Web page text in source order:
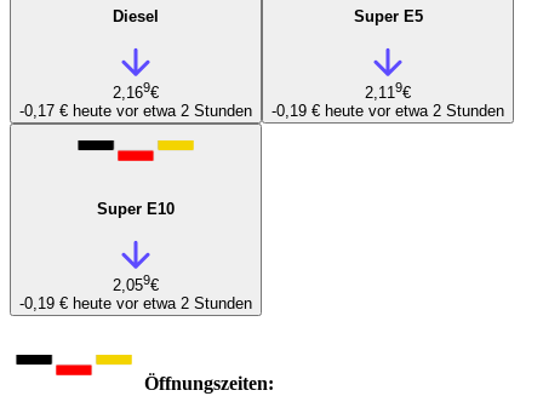
Diesel
2,169€
-0,17 € heute vor etwa 2 Stunden
Super E5
2,119€
-0,19 € heute vor etwa 2 Stunden
Super E10
2,059€
-0,19 € heute vor etwa 2 Stunden
Öffnungszeiten: